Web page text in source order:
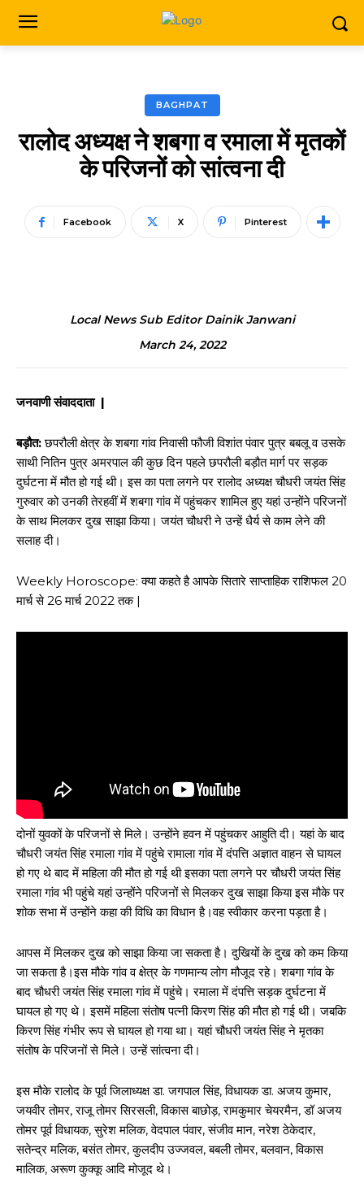
BAGHPAT
रालोद अध्यक्ष ने शबगा व रमाला में मृतकों
के परिजनों को सांत्वना दी
Facebook X Pinterest
Local News Sub Editor Dainik Janwani
March 24, 2022
जनवाणी संवाददाता |
बड़ौत:छपरौली क्षेत्र के शबगा गांव निवासी फौजी विशांत पंवार पुत्र बबलू व उसके
साथी नितिन पुत्र अमरपाल की कुछ दिन पहले छपरौली बड़ौत मार्ग पर सड़क
दुर्घटना में मौत हो गई थी। इस का पता लगने पर रालोद अध्यक्ष चौधरी जयंत सिंह
गुरुवार को उनकी तेरहवीं में शबगा गांव में पहुंचकर शामिल हुए यहां उन्होंने परिजनों
के साथ मिलकर दुख साझा किया। जयंत चौधरी ने उन्हें धैर्य से काम लेने की
सलाह दी।
Weekly Horoscope: क्या कहते है आपके सितारे साप्ताहिक राशिफल 20
मार्च से 26 मार्च 2022 तक |
दोनों युवकों के परिजनों से मिले। उन्होंने हवन में पहुंचकर आहुति दी। यहां के बाद
चौधरी जयंत सिंह रमाला गांव में पहुंचे रामाला गांव में दंपत्ति अज्ञात वाहन से घायल
हो गए थे बाद में महिला की मौत हो गई थी इसका पता लगने पर चौधरी जयंत सिंह
रमाला गांव भी पहुंचे यहां उन्होंने परिजनों से मिलकर दुख साझा किया इस मौके पर
शोक सभा में उन्होंने कहा की विधि का विधान है।वह स्वीकार करना पड़ता है।
आपस में मिलकर दुख को साझा किया जा सकता है। दुखियों के दुख को कम किया
जा सकता है।इस मौके गांव व क्षेत्र के गणमान्य लोग मौजूद रहे। शबगा गांव के
बाद चौधरी जयंत सिंह रमाला गांव में पहुंचे। रमाला में दंपत्ति सड़क दुर्घटना में
घायल हो गए थे। इसमें महिला संतोष पत्नी किरण सिंह की मौत हो गई थी। जबकि
किरण सिंह गंभीर रूप से घायल हो गया था। यहां चौधरी जयंत सिंह ने मृतका
संतोष के परिजनों से मिले। उन्हें सांत्वना दी।
इस मौके रालोद के पूर्व जिलाध्यक्ष डा. जगपाल सिंह, विधायक डा. अजय कुमार,
जयवीर तोमर, राजू तोमर सिरसली, विकास बाछोड़, रामकुमार चेयरमैन, डॉ अजय
तोमर पूर्व विधायक, सुरेश मलिक, वेदपाल पंवार, संजीव मान, नरेश ठेकेदार,
सतेन्द्र मलिक, बसंत तोमर, कुलदीप उज्जवल, बबली तोमर, बलवान, विकास
मालिक, अरूण कुक्कू आदि मोजूद थे।